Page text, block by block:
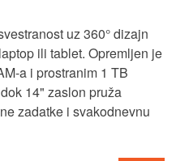
Ryzen 5 procesor, 16 GB
prostora. Uz
gaming iskustvo i
optimizirano hlađenje
pri većem opterećenju.